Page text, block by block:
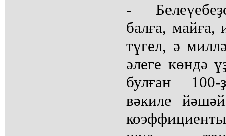
-
балға, майға,
түгел, ә
әлеге көндә
булған
вәкиле